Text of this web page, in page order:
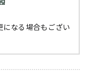
なる場合もござい